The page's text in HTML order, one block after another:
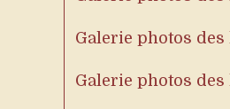
Galerie photos
Galerie photos